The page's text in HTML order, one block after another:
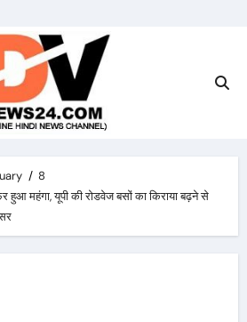
8
हुआ महंगा, यूपी की रोडवेज बसों का किराया बढ़ने से